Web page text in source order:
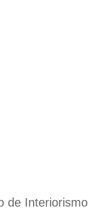
de Interiorismo